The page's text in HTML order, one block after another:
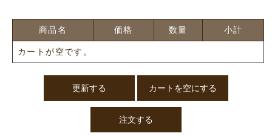
商品名 価格 数量 小計
カートが空です。